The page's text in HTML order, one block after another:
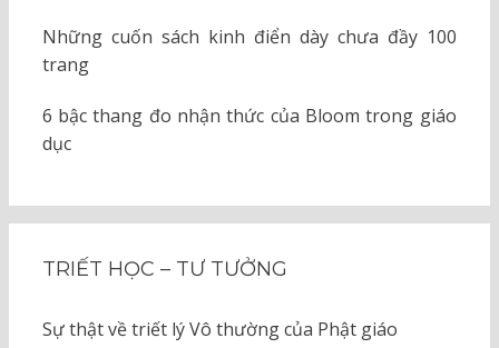
Những cuốn sách kinh điển dày chưa đầy 100
trang
6 bậc thang đo nhận thức của Bloom trong giáo
dục
TRIẾT HỌC – TƯ TƯỞNG
Sự thật về triết lý Vô thường của Phật giáo